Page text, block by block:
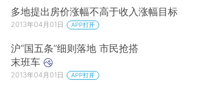
多地提出房价涨幅不高于收入涨幅目标
2013年04月01日 APP打开
沪“国五条”细则落地 市民抢搭
末班车
2013年04月01日 APP打开